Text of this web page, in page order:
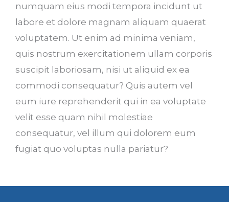
numquam eius modi tempora incidunt ut
labore et dolore magnam aliquam quaerat
voluptatem. Ut enim ad minima veniam,
quis nostrum exercitationem ullam corporis
suscipit laboriosam, nisi ut aliquid ex ea
commodi consequatur? Quis autem vel
eum iure reprehenderit qui in ea voluptate
velit esse quam nihil molestiae
consequatur, vel illum qui dolorem eum
fugiat quo voluptas nulla pariatur?